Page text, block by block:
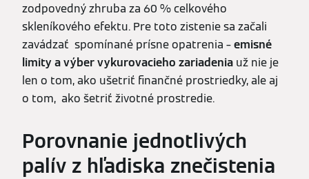
zodpovedný zhruba za 60 % celkového
skleníkového efektu. Pre toto zistenie sa začali
zavádzať spomínané prísne opatrenia –emisné
limity a výber vykurovacieho zariadenia už nie je
len o tom, ako ušetriť finančné prostriedky, ale aj
o tom, ako šetriť životné prostredie.
Porovnanie jednotlivých
palív z hľadiska znečistenia